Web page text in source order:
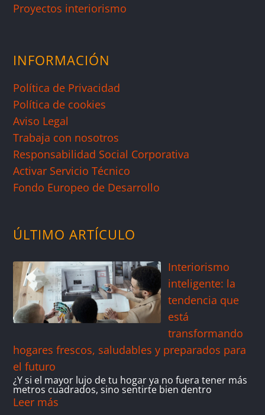
Proyectos interiorismo
INFORMACIÓN
Política de Privacidad
Política de cookies
Aviso Legal
Trabaja con nosotros
Responsabilidad Social Corporativa
Activar Servicio Técnico
Fondo Europeo de Desarrollo
ÚLTIMO ARTÍCULO
Interiorismo
inteligente: la
tendencia que
está
transformando
hogares frescos, saludables y preparados para
el futuro
¿Y si el mayor lujo de tu hogar ya no fuera tener más
metros cuadrados, sino sentirte bien dentro
Leer más